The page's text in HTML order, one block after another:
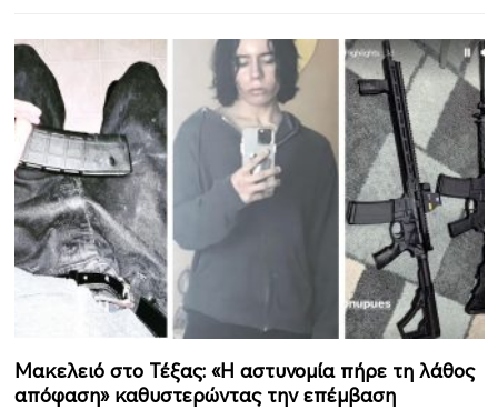
Μακελειό στο Τέξας: «Η αστυνομία πήρε τη λάθος
απόφαση» καθυστερώντας την επέμβαση